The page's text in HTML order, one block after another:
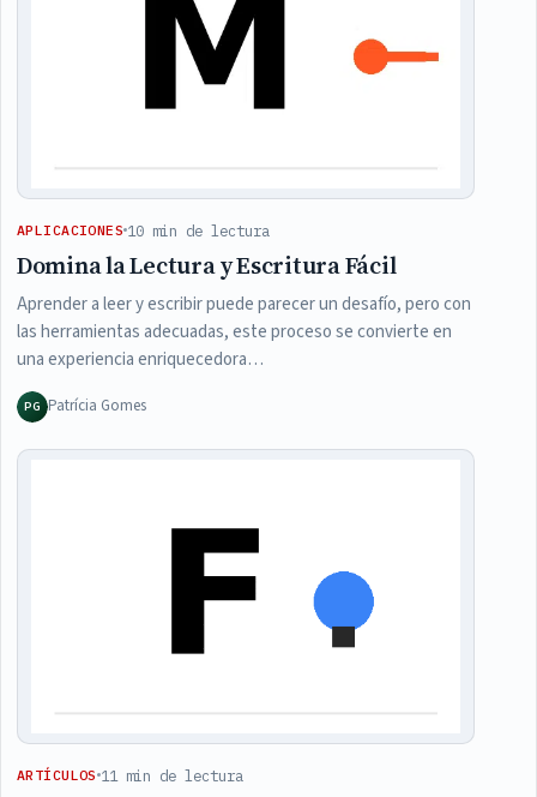
APLICACIONES 10 min de lectura
Domina la Lectura y Escritura Fácil
Aprender a leer y escribir puede parecer un desafío, pero con
las herramientas adecuadas, este proceso se convierte en
una experiencia enriquecedora…
PG Patrícia Gomes
ARTÍCULOS 11 min de lectura